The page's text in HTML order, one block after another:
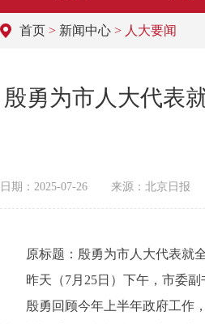
首页 > 新闻中心 > 人大要闻
殷勇为市人大代表
日期：2025-07-26 来源：北京日报
原标题：殷勇为市人大代表就全
昨天（7月25日）下午，市委副
殷勇回顾今年上半年政府工作，